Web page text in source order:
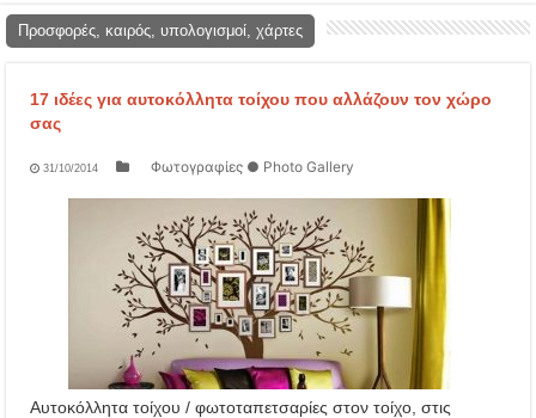
Προσφορές, καιρός, υπολογισμοί, χάρτες
17 ιδέες για αυτοκόλλητα τοίχου που αλλάζουν τον χώρο
σας
31/10/2014 Φωτογραφίες ● Photo Gallery
Αυτοκόλλητα τοίχου / φωτοταπετσαρίες στον τοίχο, στις